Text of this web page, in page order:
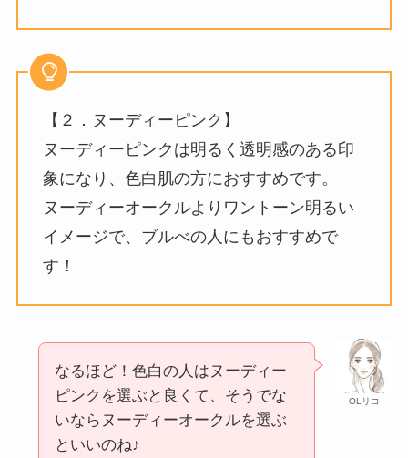
【２．ヌーディーピンク】
ヌーディーピンクは明るく透明感のある印
象になり、色白肌の方におすすめです。
ヌーディーオークルよりワントーン明るい
イメージで、ブルべの人にもおすすめで
す！
OLリコ
なるほど！色白の人はヌーディー
ピンクを選ぶと良くて、そうでな
いならヌーディーオークルを選ぶ
といいのね♪